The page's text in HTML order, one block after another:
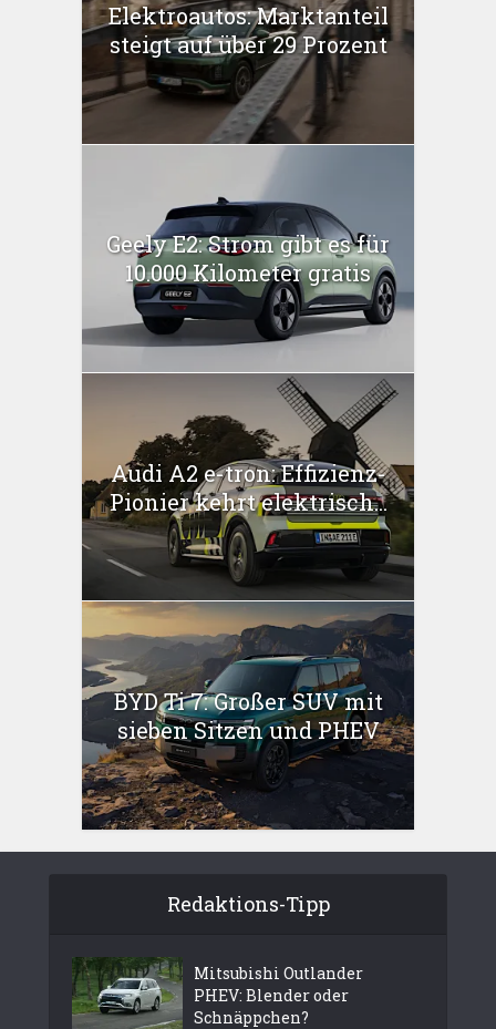
Elektroautos: Marktanteil
steigt auf über 29 Prozent
Geely E2: Strom gibt es für
10.000 Kilometer gratis
Audi A2 e-tron: Effizienz-
Pionier kehrt elektrisch...
BYD Ti 7: Großer SUV mit
sieben Sitzen und PHEV
Redaktions-Tipp
Mitsubishi Outlander
PHEV: Blender oder
Schnäppchen?